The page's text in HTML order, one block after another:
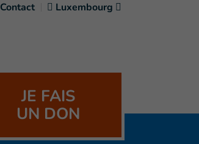
Contact Luxembourg
JE FAIS
UN DON